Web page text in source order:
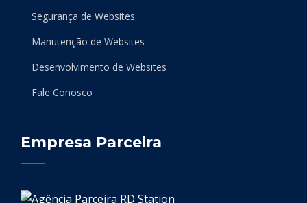
Segurança de Websites
Manutenção de Websites
Desenvolvimento de Websites
Fale Conosco
Empresa Parceira